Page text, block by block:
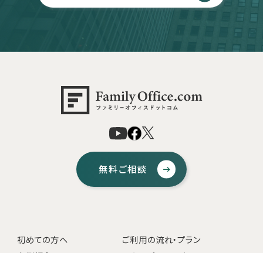
無料ご相談
初めての方へ
ご利用の流れ・プラン